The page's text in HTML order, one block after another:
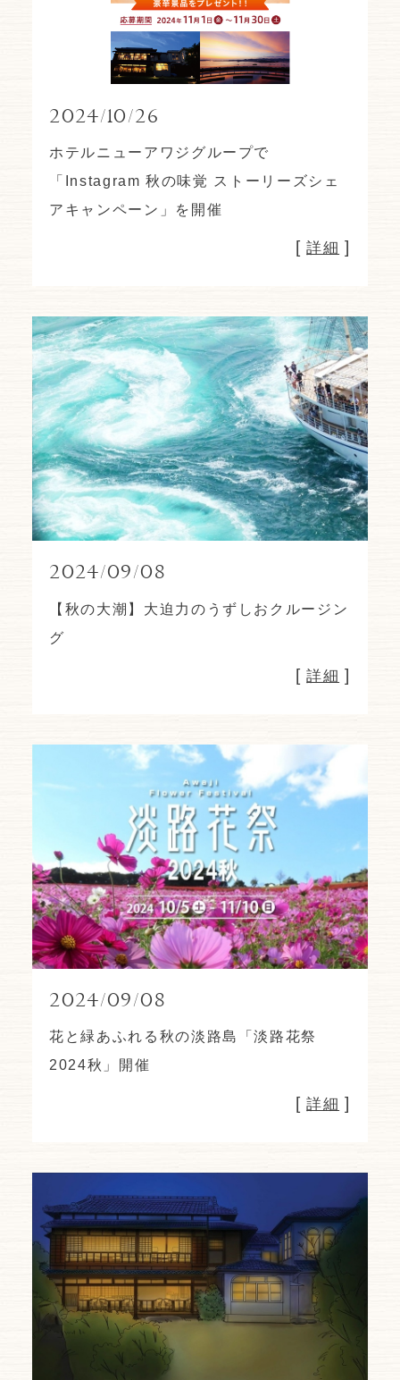
2024/10/26
ホテルニューアワジグループで
「Instagram 秋の味覚 ストーリーズシェ
アキャンペーン」を開催
[詳細 ]
2024/09/08
【秋の大潮】大迫力のうずしおクルージン
グ
[詳細 ]
2024/09/08
花と緑あふれる秋の淡路島「淡路花祭
2024秋」開催
[詳細 ]